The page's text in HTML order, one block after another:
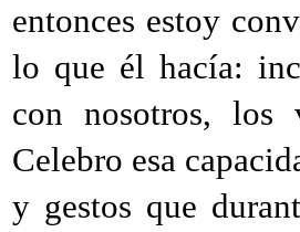
entonces estoy
lo que él hacía:
con nosotros, los
Celebro esa
y gestos que